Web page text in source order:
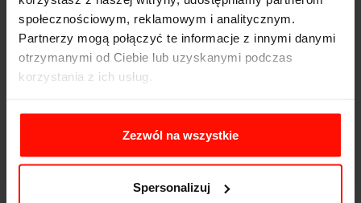
społecznościowym, reklamowym i analitycznym.
Partnerzy mogą połączyć te informacje z innymi danymi
otrzymanymi od Ciebie lub uzyskanymi podczas
korzystania z ich usług.
Zezwól na wszystkie
Spersonalizuj
Skrzynia biegów: manualna
Voucher jest ważny 365 dni od daty zakupu. Voucher
opłacony kartą podarunkową ma taką samą ważność co